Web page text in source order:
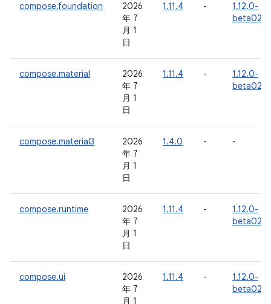
compose.foundation
2026
年 7
月 1
日
1.11.4 -
1.12.0-
beta02
compose.material
2026
年 7
月 1
日
1.11.4 -
1.12.0-
beta02
compose.material3
2026
年 7
月 1
日
1.4.0 - -
compose.runtime
2026
年 7
月 1
日
1.11.4 -
1.12.0-
beta02
compose.ui
2026
年 7
月 1
1.11.4 -
1.12.0-
beta02